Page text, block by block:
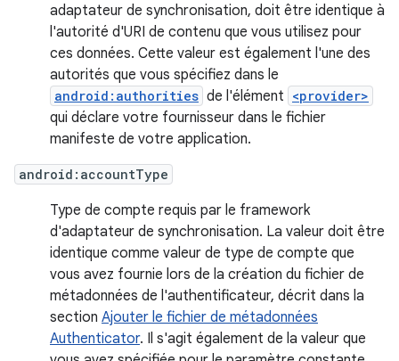
adaptateur de synchronisation, doit être identique à
l'autorité d'URI de contenu que vous utilisez pour
ces données. Cette valeur est également l'une des
autorités que vous spécifiez dans le
android:authorities de l'élément <provider>
qui déclare votre fournisseur dans le fichier
manifeste de votre application.
android:accountType
Type de compte requis par le framework
d'adaptateur de synchronisation. La valeur doit être
identique comme valeur de type de compte que
vous avez fournie lors de la création du fichier de
métadonnées de l'authentificateur, décrit dans la
section Ajouter le fichier de métadonnées
Authenticator. Il s'agit également de la valeur que